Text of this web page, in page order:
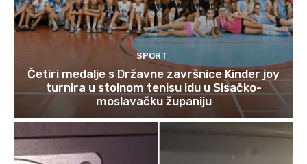
SPORT
Četiri medalje s Državne završnice Kinder joy
turnira u stolnom tenisu idu u Sisačko-
moslavačku županiju